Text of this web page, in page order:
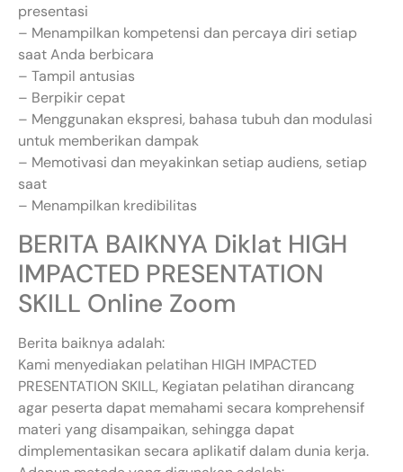
presentasi
– Menampilkan kompetensi dan percaya diri setiap
saat Anda berbicara
– Tampil antusias
– Berpikir cepat
– Menggunakan ekspresi, bahasa tubuh dan modulasi
untuk memberikan dampak
– Memotivasi dan meyakinkan setiap audiens, setiap
saat
– Menampilkan kredibilitas
BERITA BAIKNYA Diklat HIGH
IMPACTED PRESENTATION
SKILL Online Zoom
Berita baiknya adalah:
Kami menyediakan pelatihan HIGH IMPACTED
PRESENTATION SKILL, Kegiatan pelatihan dirancang
agar peserta dapat memahami secara komprehensif
materi yang disampaikan, sehingga dapat
dimplementasikan secara aplikatif dalam dunia kerja.